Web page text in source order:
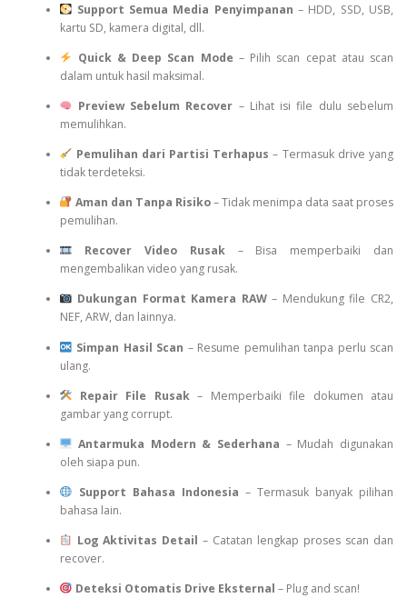
Support Semua Media Penyimpanan – HDD, SSD, USB,
kartu SD, kamera digital, dll.
Quick & Deep Scan Mode – Pilih scan cepat atau scan
dalam untuk hasil maksimal.
Preview Sebelum Recover – Lihat isi file dulu sebelum
memulihkan.
Pemulihan dari Partisi Terhapus – Termasuk drive yang
tidak terdeteksi.
Aman dan Tanpa Risiko– Tidak menimpa data saat proses
pemulihan.
Recover Video Rusak– Bisa memperbaiki dan
mengembalikan video yang rusak.
Dukungan Format Kamera RAW– Mendukung file CR2,
NEF, ARW, dan lainnya.
Simpan Hasil Scan – Resume pemulihan tanpa perlu scan
ulang.
Repair File Rusak– Memperbaiki file dokumen atau
gambar yang corrupt.
Antarmuka Modern & Sederhana – Mudah digunakan
oleh siapa pun.
Support Bahasa Indonesia – Termasuk banyak pilihan
bahasa lain.
Log Aktivitas Detail – Catatan lengkap proses scan dan
recover.
Deteksi Otomatis Drive Eksternal – Plug and scan!